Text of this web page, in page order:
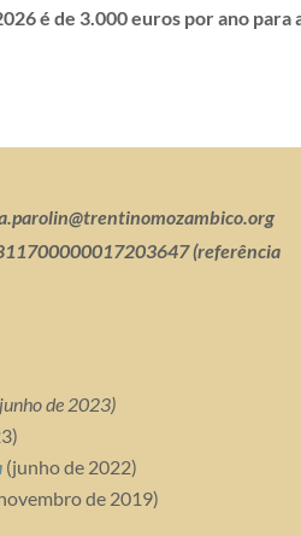
é de 3.000 euros por ano para
(referência
de 2023)
(junho de 2022)
de 2019)